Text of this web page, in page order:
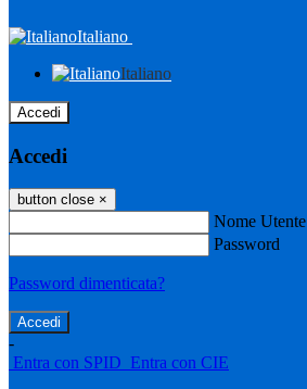
Italiano
Italiano
Accedi
Accedi
button close ×
Nome Utente
Password
Password dimenticata?
-
Entra con SPID Entra con CIE